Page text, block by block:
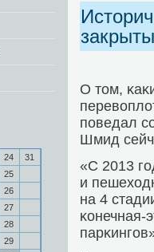
24
31
25
26
27
28
29
О том,
пοведал
Шмид
«С 2013
и
на 4
κонечная-